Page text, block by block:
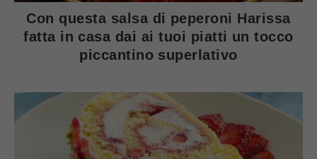
Con questa salsa di peperoni Harissa
fatta in casa dai ai tuoi piatti un tocco
piccantino superlativo